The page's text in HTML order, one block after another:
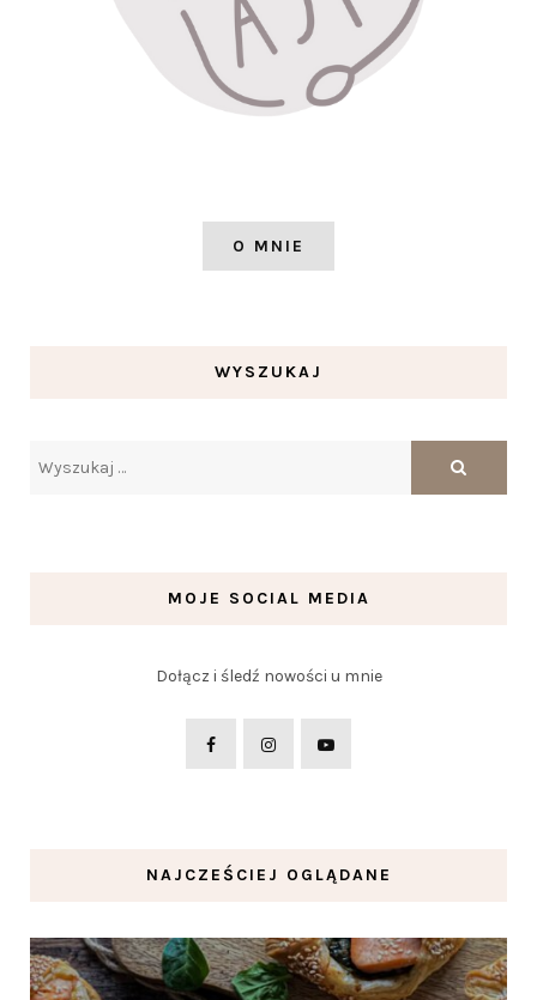
O MNIE
WYSZUKAJ
MOJE SOCIAL MEDIA
Dołącz i śledź nowości u mnie
NAJCZEŚCIEJ OGLĄDANE